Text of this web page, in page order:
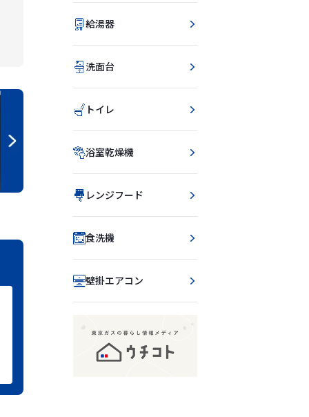
給湯器
洗面台
トイレ
浴室乾燥機
レンジフード
食洗機
壁掛エアコン